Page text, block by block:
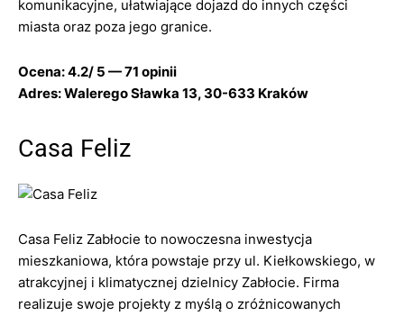
komunikacyjne, ułatwiające dojazd do innych części
miasta oraz poza jego granice.
Ocena: 4.2/ 5 — 71 opinii
Adres: Walerego Sławka 13, 30-633 Kraków
Casa Feliz
Casa Feliz Zabłocie to nowoczesna inwestycja
mieszkaniowa, która powstaje przy ul. Kiełkowskiego, w
atrakcyjnej i klimatycznej dzielnicy Zabłocie. Firma
realizuje swoje projekty z myślą o zróżnicowanych